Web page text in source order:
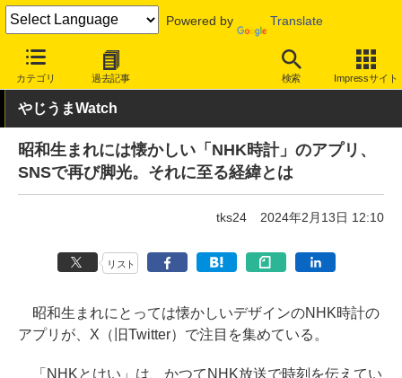
Powered by Translate
カテゴリ 過去記事 検索 Impressサイト
INTERNET Watch サービス/ソフト ソフトウェア スマートフ
やじうまWatch
昭和生まれには懐かしい「NHK時計」のアプリ、
SNSで再び脚光。それに至る経緯とは
tks24 2024年2月13日 12:10
リスト
昭和生まれにとっては懐かしいデザインのNHK時計の
アプリが、X（旧Twitter）で注目を集めている。
「NHKとけい」は、かつてNHK放送で時刻を伝えてい